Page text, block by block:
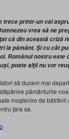
printr-un val
vrea să ne
că din această criză
la pământ. Şi cu cât
Românul nostru este
poate alţii nu vor
să ducem mai
pământurile
moştenire de bătrânii
ţara sa.